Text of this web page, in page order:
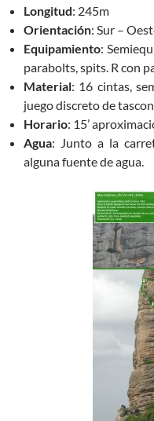
Longitud: 245m
Orientación: Sur –
Equipamiento:
parabolts, spits. R con
Material: 16 cintas,
juego discreto de
Horario: 15’
Agua: Junto a la
alguna fuente de agua.